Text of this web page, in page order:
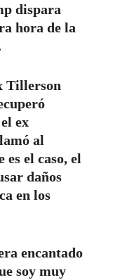
dispara
hora de la
Tillerson
ex
al
es el caso, el
daños
en los
encantado
soy muy